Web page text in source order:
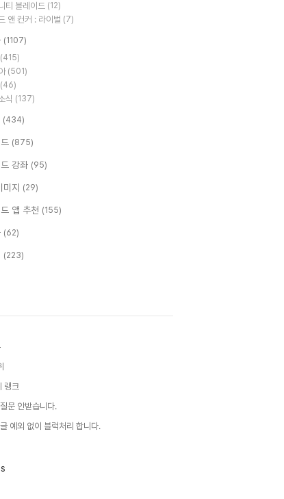
티 블레이드 (12)
앤 컨커 : 라이벌 (7)
(1107)
(415)
(501)
(46)
식 (137)
(434)
(875)
강좌 (95)
지 (29)
앱 추천 (155)
(62)
(223)
랭크
문 안받습니다.
예외 없이 블럭처리 합니다.